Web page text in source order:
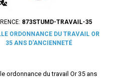
873STUMD-TRAVAIL-35
ORDONNANCE DU TRAVAIL OR
35 ANS D'ANCIENNETÉ
ordonnance du travail Or 35 ans